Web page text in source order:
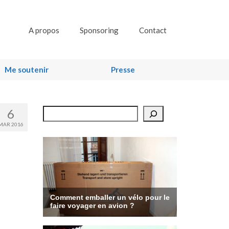
A propos Sponsoring Contact
Me soutenir Presse
6
2016